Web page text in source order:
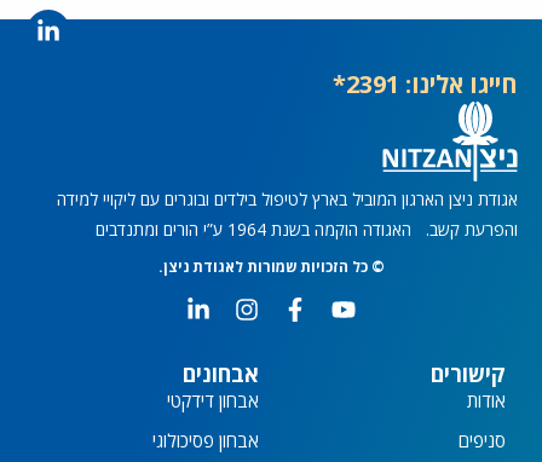
אגודת ניצן הארגון המוביל בארץ לטיפול בילדים ובוגרים עם ליקויי למידה
והפרעת קשב. האגודה הוקמה בשנת 1964 ע”י הורים ומתנדבים
חייגו אלינו: 2391*
Y
o
F
a
I
n
t
a
g
r
L
i
k
e
d
i
© כל הזכויות שמורות לאגודת ניצן.
קישורים
אודות
סניפים
אבחונים
אבחון דידקטי
אבחון פסיכולוגי